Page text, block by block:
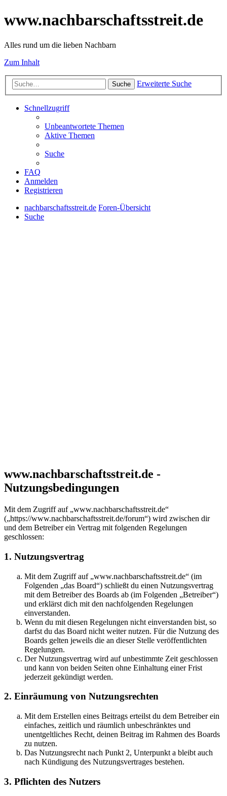
www.nachbarschaftsstreit.de
Alles rund um die lieben Nachbarn
Zum Inhalt
Suche Erweiterte Suche
Schnellzugriff
Unbeantwortete Themen
Aktive Themen
Suche
FAQ
Anmelden
Registrieren
nachbarschaftsstreit.de Foren-Übersicht
Suche
www.nachbarschaftsstreit.de -
Nutzungsbedingungen
Mit dem Zugriff auf „www.nachbarschaftsstreit.de“
(„https://www.nachbarschaftsstreit.de/forum“) wird zwischen dir
und dem Betreiber ein Vertrag mit folgenden Regelungen
geschlossen:
1. Nutzungsvertrag
Mit dem Zugriff auf „www.nachbarschaftsstreit.de“ (im
Folgenden „das Board“) schließt du einen Nutzungsvertrag
mit dem Betreiber des Boards ab (im Folgenden „Betreiber“)
und erklärst dich mit den nachfolgenden Regelungen
einverstanden.
Wenn du mit diesen Regelungen nicht einverstanden bist, so
darfst du das Board nicht weiter nutzen. Für die Nutzung des
Boards gelten jeweils die an dieser Stelle veröffentlichten
Regelungen.
Der Nutzungsvertrag wird auf unbestimmte Zeit geschlossen
und kann von beiden Seiten ohne Einhaltung einer Frist
jederzeit gekündigt werden.
2. Einräumung von Nutzungsrechten
Mit dem Erstellen eines Beitrags erteilst du dem Betreiber ein
einfaches, zeitlich und räumlich unbeschränktes und
unentgeltliches Recht, deinen Beitrag im Rahmen des Boards
zu nutzen.
Das Nutzungsrecht nach Punkt 2, Unterpunkt a bleibt auch
nach Kündigung des Nutzungsvertrages bestehen.
3. Pflichten des Nutzers